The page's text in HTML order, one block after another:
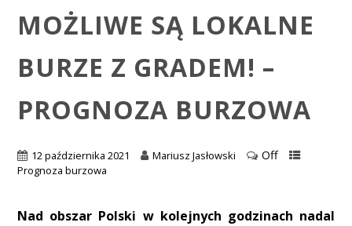
MOŻLIWE SĄ LOKALNE
BURZE Z GRADEM! –
PROGNOZA BURZOWA
12 października 2021 Mariusz Jasłowski Off
Prognoza burzowa
Nad obszar Polski w kolejnych godzinach nadal